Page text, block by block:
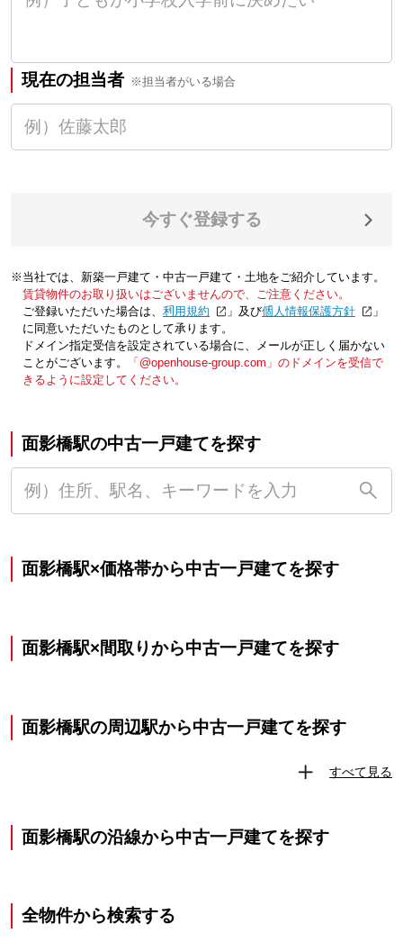
現在の担当者 ※担当者がいる場合
今すぐ登録する
※当社では、新築一戸建て・中古一戸建て・土地をご紹介しています。
賃貸物件のお取り扱いはございませんので、ご注意ください。
ご登録いただいた場合は、「利用規約 」及び「個人情報保護方針
」
に同意いただいたものとして承ります。
ドメイン指定受信を設定されている場合に、メールが正しく届かない
ことがございます。
「@openhouse-group.com」のドメインを受信で
きるように設定してください。
面影橋駅の中古一戸建てを探す
面影橋駅×価格帯から中古一戸建てを探す
面影橋駅×間取りから中古一戸建てを探す
面影橋駅の周辺駅から中古一戸建てを探す
すべて見る
面影橋駅の沿線から中古一戸建てを探す
全物件から検索する